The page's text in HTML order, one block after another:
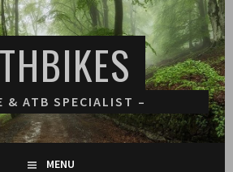
& ATB SPECIALIST –
MENU